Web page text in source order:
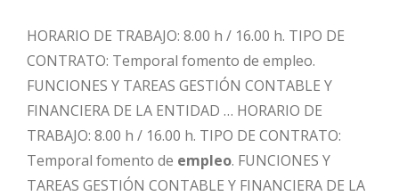
HORARIO DE TRABAJO: 8.00 h / 16.00 h. TIPO DE
CONTRATO: Temporal fomento de empleo.
FUNCIONES Y TAREAS GESTIÓN CONTABLE Y
FINANCIERA DE LA ENTIDAD … HORARIO DE
TRABAJO: 8.00 h / 16.00 h. TIPO DE CONTRATO:
Temporal fomento de empleo. FUNCIONES Y
TAREAS GESTIÓN CONTABLE Y FINANCIERA DE LA